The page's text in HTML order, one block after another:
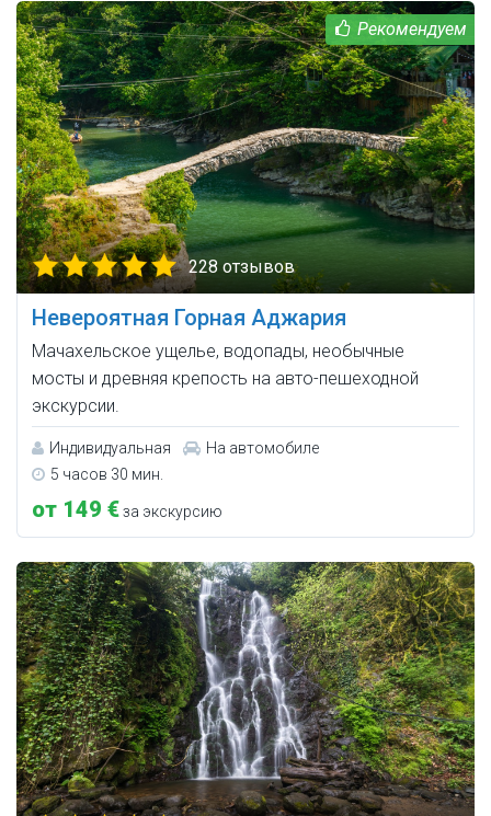
228 отзывов
Невероятная Горная Аджария
Мачахельское ущелье, водопады, необычные
мосты и древняя крепость на авто-пешеходной
экскурсии.
Индивидуальная
На автомобиле
5 часов 30 мин.
от 149 €за экскурсию